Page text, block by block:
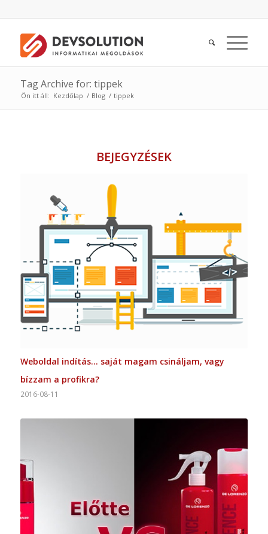
Tag Archive for: tippek
Ön itt áll: Kezdőlap / Blog / tippek
BEJEGYZÉSEK
Weboldal indítás… saját magam csináljam, vagy
bízzam a profikra?
2016-08-11